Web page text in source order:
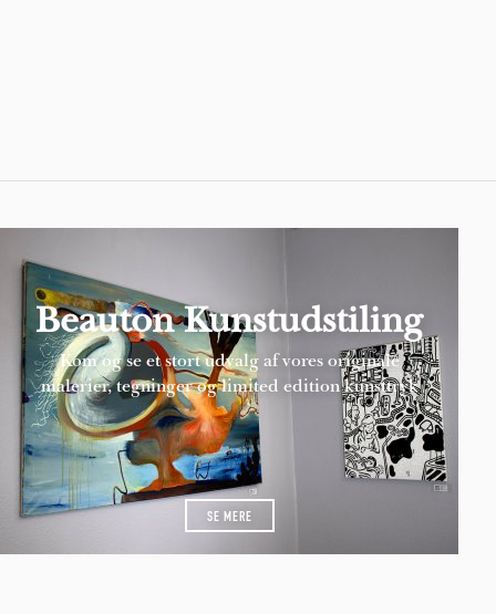
Beauton Kunstudstiling
Kom og se et stort udvalg af vores originale
malerier, tegninger og limited edition kunsttryk
SE MERE